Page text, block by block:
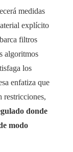
medidas
explícito
filtros
algoritmos
los
enfatiza que
restricciones,
donde
modo